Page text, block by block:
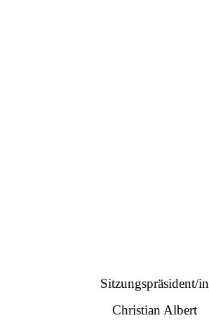
Sitzungspräsident/in
Christian Albert